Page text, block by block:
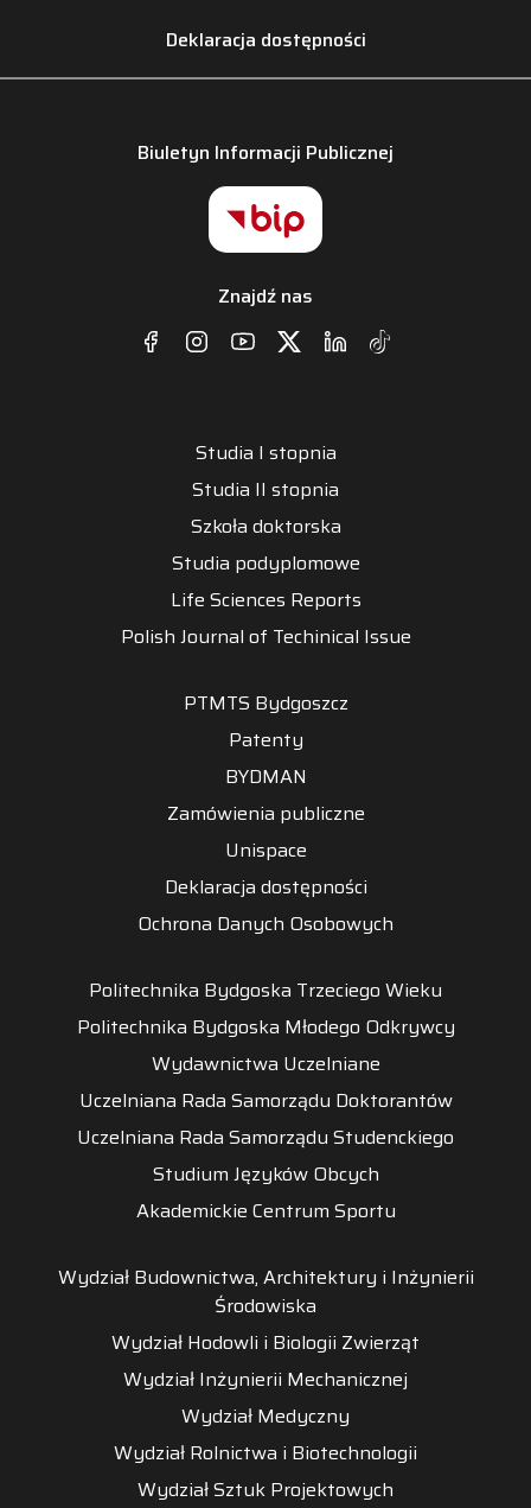
Deklaracja dostępności
Biuletyn Informacji Publicznej
Znajdź nas
Studia I stopnia
Studia II stopnia
Szkoła doktorska
Studia podyplomowe
Life Sciences Reports
Polish Journal of Techinical Issue
PTMTS Bydgoszcz
Patenty
BYDMAN
Zamówienia publiczne
Unispace
Deklaracja dostępności
Ochrona Danych Osobowych
Politechnika Bydgoska Trzeciego Wieku
Politechnika Bydgoska Młodego Odkrywcy
Wydawnictwa Uczelniane
Uczelniana Rada Samorządu Doktorantów
Uczelniana Rada Samorządu Studenckiego
Studium Języków Obcych
Akademickie Centrum Sportu
Wydział Budownictwa, Architektury i Inżynierii
Środowiska
Wydział Hodowli i Biologii Zwierząt
Wydział Inżynierii Mechanicznej
Wydział Medyczny
Wydział Rolnictwa i Biotechnologii
Wydział Sztuk Projektowych